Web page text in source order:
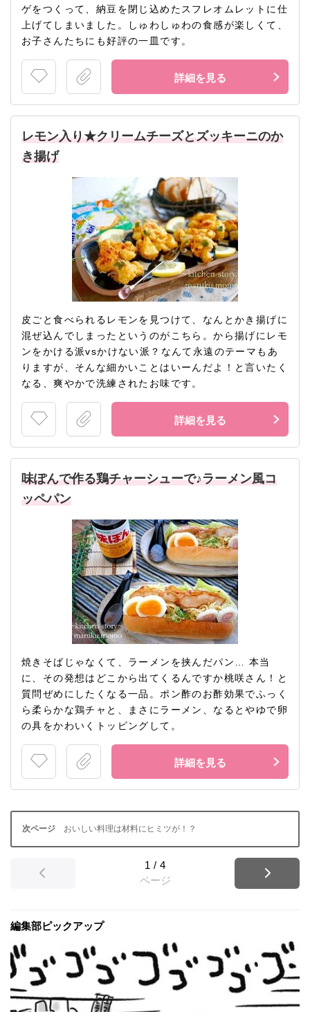
ゲをつくって、納豆を閉じ込めたスフレオムレットに仕
上げてしまいました。しゅわしゅわの食感が楽しくて、
お子さんたちにも好評の一皿です。
詳細を見る
レモン入り★クリームチーズとズッキーニのか
き揚げ
皮ごと食べられるレモンを見つけて、なんとかき揚げに
混ぜ込んでしまったというのがこちら。から揚げにレモ
ンをかける派vsかけない派？なんて永遠のテーマもあ
りますが、そんな細かいことはいーんだよ！と言いたく
なる、爽やかで洗練されたお味です。
詳細を見る
味ぽんで作る鶏チャーシューで♪ラーメン風コ
ッペパン
焼きそばじゃなくて、ラーメンを挟んだパン… 本当
に、その発想はどこから出てくるんですか桃咲さん！と
質問ぜめにしたくなる一品。ポン酢のお酢効果でふっく
ら柔らかな鶏チャと、まさにラーメン、なるとやゆで卵
の具をかわいくトッピングして。
詳細を見る
おいしい料理は材料にヒミツが！？
1 / 4
ページ
編集部ピックアップ